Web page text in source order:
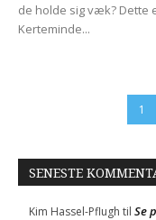
de holde sig væk? Dette
Kerteminde...
1
SENESTE
Kim Hassel-Pflugh til Se